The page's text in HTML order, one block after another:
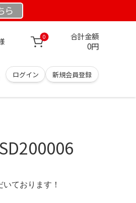
ら
0 合計金額
0円
ログイン 新規会員登録
ております！